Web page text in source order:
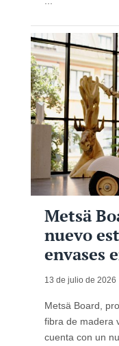
Metsä
nuevo
envases
13 de julio de 2026
Metsä Board,
fibra de madera
cuenta con un